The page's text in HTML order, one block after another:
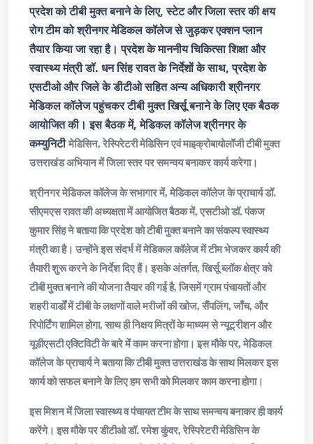
प्रदेश को टीबी मुक्त बनाने के लिए, स्टेट और जिला स्तर की क्षय
रोग टीम को श्रीनगर मेडिकल कॉलेज से जुड़कर एक्शन प्लान
तैयार किया जा रहा है। प्रदेश के माननीय चिकित्सा शिक्षा और
स्वास्थ्य मंत्री डॉ. धन सिंह रावत के निर्देशों के साथ, प्रदेश के
एसटीओ और जिले के डीटीओ सहित अन्य अधिकारी श्रीनगर
मेडिकल कॉलेज पहुंचकर टीबी मुक्त खिर्सू बनाने के लिए एक बैठक
आयोजित की। इस बैठक में, मेडिकल कॉलेज श्रीनगर के
कम्युनिटीमेडिसिन, रेस्पिरेटरी मेडिसिन एवं माइक्रोबायोलॉजी टीबी मुक्त
उत्तराखंड अभियान में जिला स्तर पर समन्वय बनाकर कार्य करेगा।
श्रीनगर मेडिकल कॉलेज के सभागार में, मेडिकल कॉलेज के प्राचार्य डॉ.
सीएमएस रावत की अध्यक्षता में आयोजित बैठक में, एसटीओ डॉ. पंकज
कुमार सिंह ने बताया कि प्रदेश को टीबी मुक्त बनाने का संकल्प स्वास्थ्य
मंत्री का है। उन्होंने इस संदर्भ में मेडिकल कॉलेज में टीम भेजकर कार्य की
तैयारी शुरू करने के निर्देश दिए हैं। इसके अंतर्गत, खिर्सू ब्लॉक क्षेत्र को
टीबी मुक्त बनाने की योजना तैयार की गई है, जिसमें ग्राम पंचायतों और
शहरी वार्डों में टीबी के लक्षणों वाले मरीजों की खोज, सैंपलिंग, जाँच, और
रिपोर्टिंग शामिल होगा, साथ ही निक्षय मित्रों के माध्यम से न्यूट्रीशन और
यूडीएसटी एक्टिविटी के बारे में काम करना होगा। इस मौके पर, मेडिकल
कॉलेज के प्राचार्य ने बताया कि टीबी मुक्त उत्तराखंड के साथ मिलकर इस
कार्य को सफल बनाने के लिए हम सभी को मिलकर काम करना होगा।
इस मिशन में जिला स्वास्थ्य व पंचायत टीम के साथ समन्वय बनाकर ही कार्य
करेंगे। इस मौके पर डीटीओ डॉ. रमेश कुंवर, रेस्पिरेटरी मेडिसिन के